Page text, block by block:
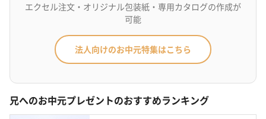
エクセル注文・オリジナル包装紙・専用カタログの作成が
可能
法人向けのお中元特集はこちら
兄へのお中元プレゼントのおすすめランキング